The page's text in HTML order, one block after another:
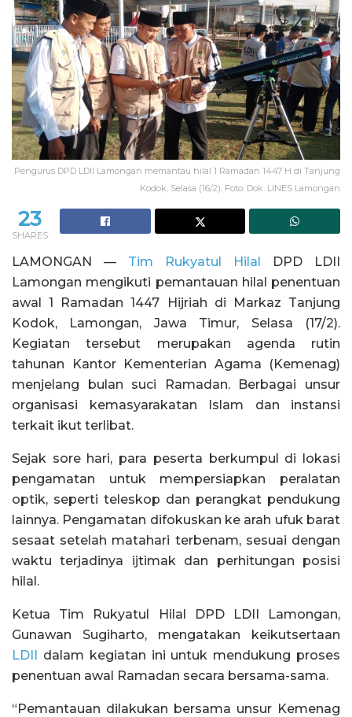
Pengurus DPD LDII Lamongan memantau hilal 1 Ramadan 1447 H di Tanjung
Kodok, Selasa (16/2). Foto: Dok. LINES Lamongan
23
SHARES
LAMONGAN — Tim Rukyatul Hilal DPD LDII
Lamongan mengikuti pemantauan hilal penentuan
awal 1 Ramadan 1447 Hijriah di Markaz Tanjung
Kodok, Lamongan, Jawa Timur, Selasa (17/2).
Kegiatan tersebut merupakan agenda rutin
tahunan Kantor Kementerian Agama (Kemenag)
menjelang bulan suci Ramadan. Berbagai unsur
organisasi kemasyarakatan Islam dan instansi
terkait ikut terlibat.
Sejak sore hari, para peserta berkumpul di lokasi
pengamatan untuk mempersiapkan peralatan
optik, seperti teleskop dan perangkat pendukung
lainnya. Pengamatan difokuskan ke arah ufuk barat
sesaat setelah matahari terbenam, sesuai dengan
waktu terjadinya ijtimak dan perhitungan posisi
hilal.
Ketua Tim Rukyatul Hilal DPD LDII Lamongan,
Gunawan Sugiharto, mengatakan keikutsertaan
LDII dalam kegiatan ini untuk mendukung proses
penentuan awal Ramadan secara bersama-sama.
“Pemantauan dilakukan bersama unsur Kemenag